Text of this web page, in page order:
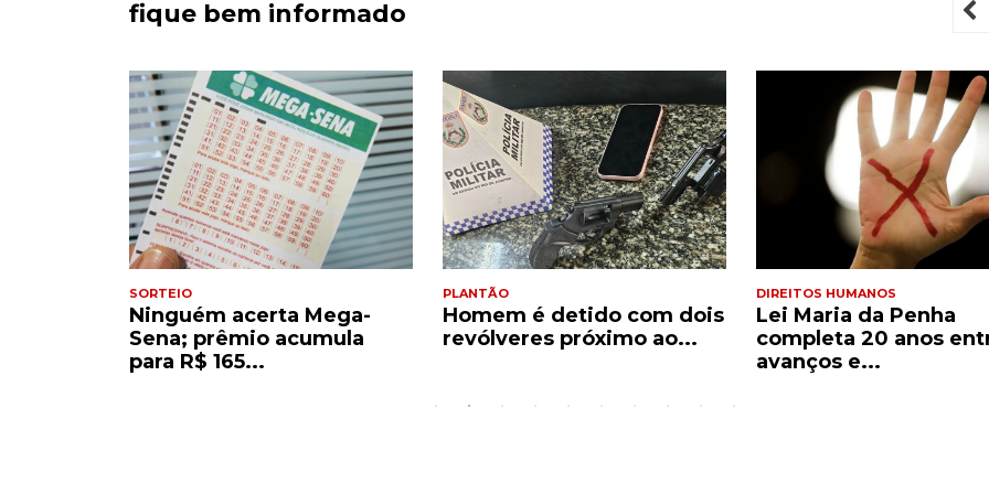
fique bem informado
SORTEIO
Ninguém acerta Mega-
Sena; prêmio acumula
para R$ 165...
PLANTÃO
Homem é detido com dois
revólveres próximo ao...
DIREITOS HUMANOS
Lei Maria da Penha
completa 20 anos
avanços e...